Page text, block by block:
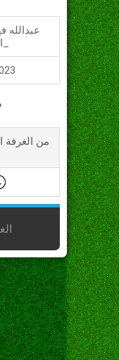
عبدالله
من الغرفة